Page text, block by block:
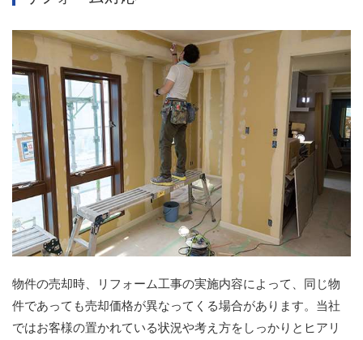
物件の売却時、リフォーム工事の実施内容によって、同じ物
件であっても売却価格が異なってくる場合があります。当社
ではお客様の置かれている状況や考え方をしっかりとヒアリ